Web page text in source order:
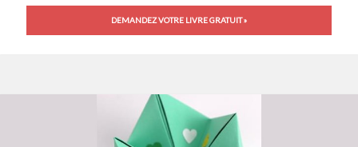
DEMANDEZ VOTRE LIVRE GRATUIT »